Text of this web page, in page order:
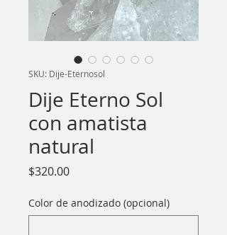
SKU: Dije-Eternosol
Dije Eterno Sol
con amatista
natural
$320.00Precio
Color de anodizado (opcional)